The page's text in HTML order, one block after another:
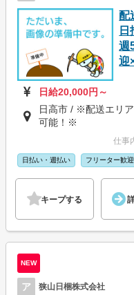
配
週
迎
日給20,000円～
日高市 / ※配送エリ
可能！※
仕事
日払い・週払い フリーター歓迎
キープする
NEW
ア 狭山日梱株式会社